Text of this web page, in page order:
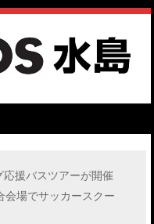
援バスツアーが開催
会場でサッカースクー